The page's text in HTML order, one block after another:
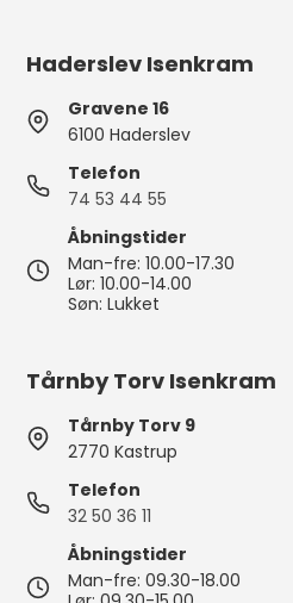
Haderslev Isenkram
Gravene 16
6100 Haderslev
Telefon
74 53 44 55
Åbningstider
Man-fre: 10.00-17.30
Lør: 10.00-14.00
Søn: Lukket
Tårnby Torv Isenkram
Tårnby Torv 9
2770 Kastrup
Telefon
32 50 36 11
Åbningstider
Man-fre: 09.30-18.00